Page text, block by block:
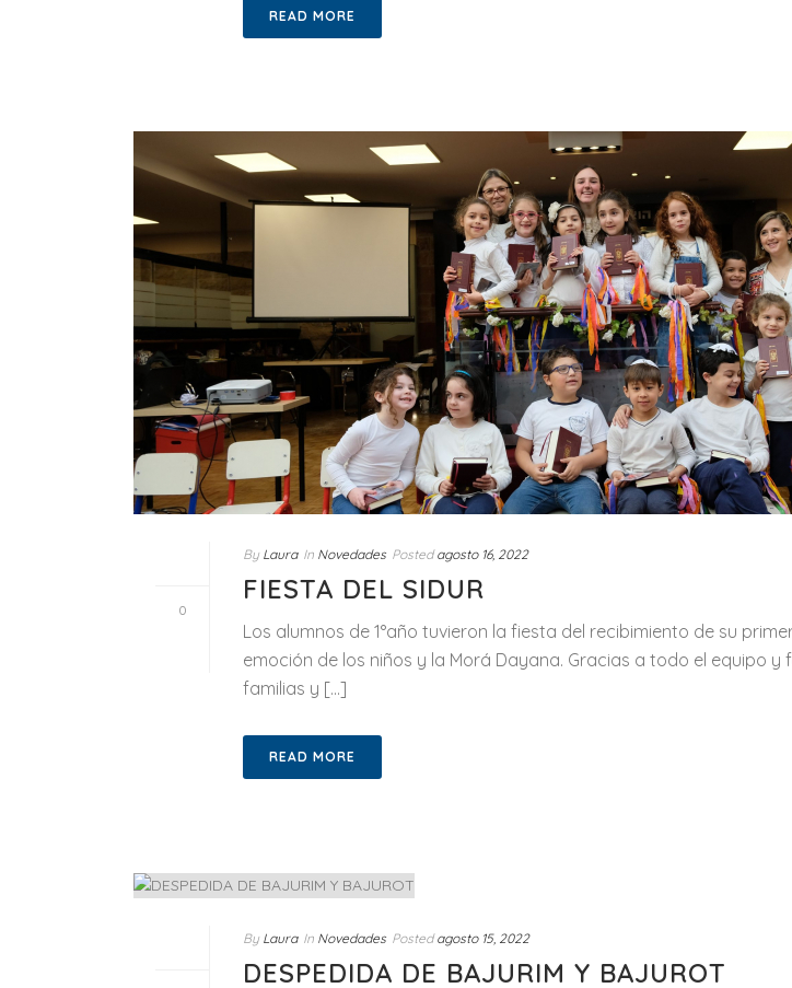
READ MORE
0
By Laura In Novedades Posted agosto 16, 2022
FIESTA DEL SIDUR
Los alumnos de 1°año tuvieron la fiesta del recibimiento de su
emoción de los niños y la Morá Dayana. Gracias a todo el equipo y
familias y [...]
READ MORE
By Laura In Novedades Posted agosto 15, 2022
DESPEDIDA DE BAJURIM Y BAJUROT